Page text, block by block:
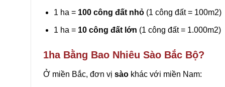
1 ha = 100 công đất nhỏ(1 công đất = 100m2)
1 ha = 10 công đất lớn (1 công đất = 1.000m2)
1ha Bằng Bao Nhiêu Sào Bắc Bộ?
Ở miền Bắc, đơn vị sào khác với miền Nam: